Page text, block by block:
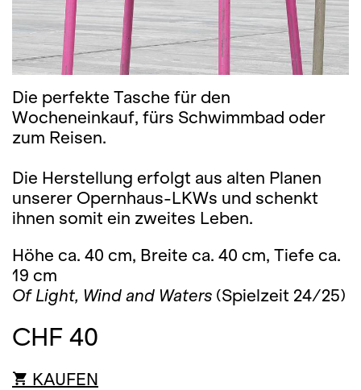
Die perfekte Tasche für den
Wocheneinkauf, fürs Schwimmbad oder
zum Reisen.
Die Herstellung erfolgt aus alten Planen
unserer Opernhaus-LKWs und schenkt
ihnen somit ein zweites Leben.
Höhe ca. 40 cm, Breite ca. 40 cm, Tiefe ca.
19 cm
Of Light, Wind and Waters (Spielzeit 24/25)
CHF 40
KAUFEN